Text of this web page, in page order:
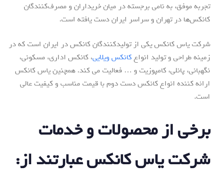
تجربه موفق، به نامی برجسته در میان خریداران و مصرف‌کنندگان
کانکس‌ها در تهران و سراسر ایران دست یافته است.
شرکت یاس کانکس یکی از تولیدکنندگان کانکس در ایران است که در
زمینه طراحی و تولید انواعکانکس ویلایی، کانکس اداری، مسکونی،
نگهبانی، پانلی، کامپوزیت و … فعالیت می کند. همچنین یاس کانکس
ارائه کننده انواع کانکس دست دوم با قیمت مناسب و کیفیت عالی
است.
برخی از محصولات و خدمات
شرکت یاس کانکس عبارتند از: